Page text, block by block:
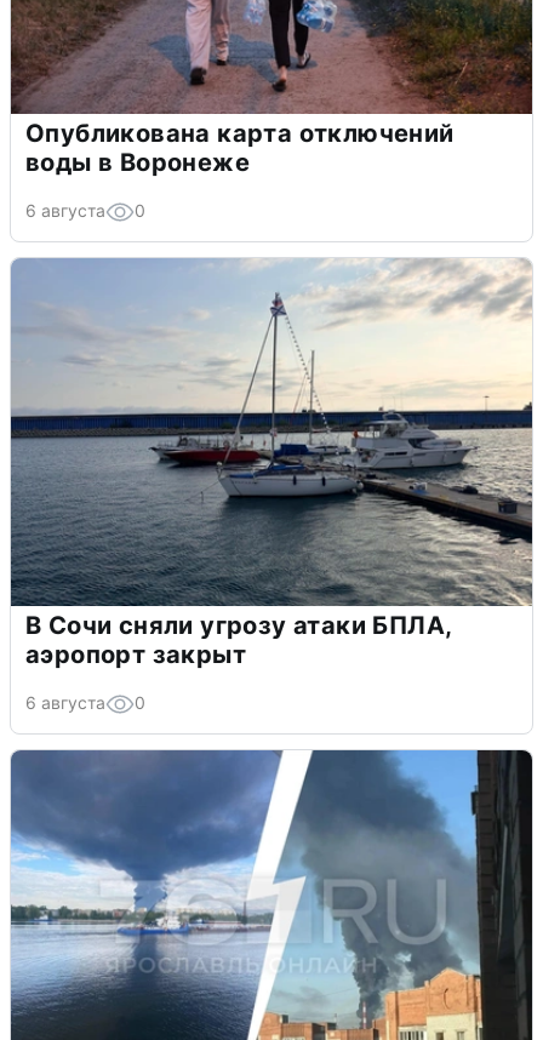
Опубликована карта отключений
воды в Воронеже
6 августа 0
В Сочи сняли угрозу атаки БПЛА,
аэропорт закрыт
6 августа 0